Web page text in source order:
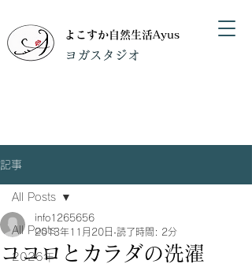
よこすか自然生活Ayus
​ヨガスタジオ
記事
All Posts
2026年
All Posts
ココロとカラダの洗濯
info1265656
2013年11月20日 読了時間: 2分